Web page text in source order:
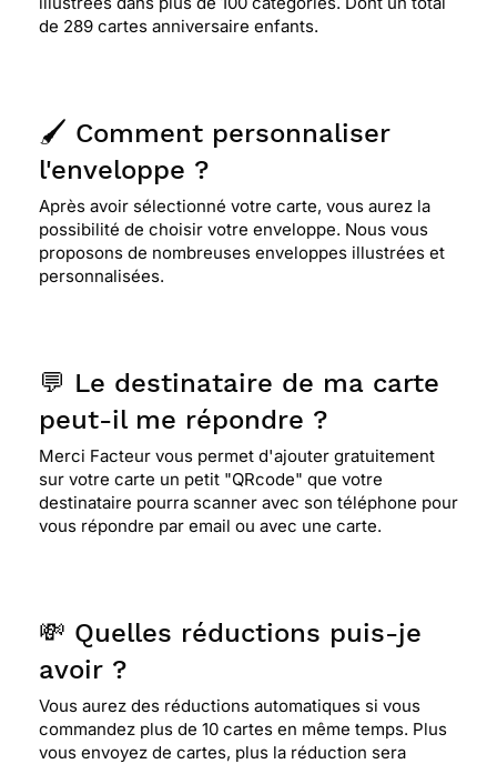
de 289 cartes anniversaire enfants.
🖌️ Comment personnaliser
l'enveloppe ?
Après avoir sélectionné votre carte, vous aurez la
possibilité de choisir votre enveloppe. Nous vous
proposons de nombreuses enveloppes illustrées et
personnalisées.
💬 Le destinataire de ma carte
peut-il me répondre ?
Merci Facteur vous permet d'ajouter gratuitement
sur votre carte un petit "QRcode" que votre
destinataire pourra scanner avec son téléphone pour
vous répondre par email ou avec une carte.
💸 Quelles réductions puis-je
avoir ?
Vous aurez des réductions automatiques si vous
commandez plus de 10 cartes en même temps. Plus
vous envoyez de cartes, plus la réduction sera